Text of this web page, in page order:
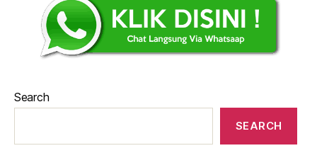
Search
SEARCH